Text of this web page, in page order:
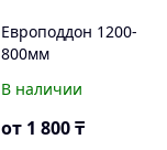
Европоддон 1200-
800мм
В наличии
от 1 800 ₸